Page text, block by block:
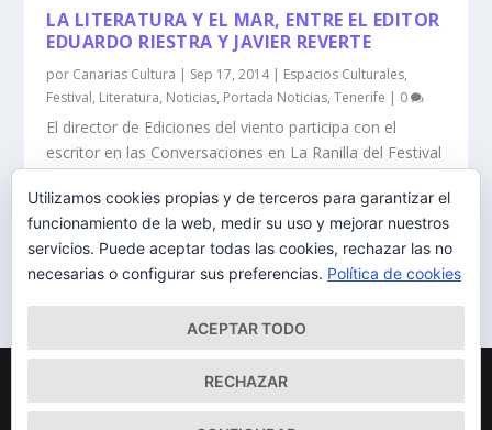
LA LITERATURA Y EL MAR, ENTRE EL EDITOR
EDUARDO RIESTRA Y JAVIER REVERTE
por Canarias Cultura | Sep 17, 2014| Espacios Culturales,
Festival, Literatura, Noticias, Portada Noticias,Tenerife | 0
El director de Ediciones del viento participa con el
escritor en las Conversaciones en La Ranilla del Festival
LEER MÁS
Elegant Themes| Desarrollado por
Mapa del Sitio Aviso Legal
Política de cookies
Utilizamos cookies propias y de terceros para garantizar el
funcionamiento de la web, medir su uso y mejorar nuestros
servicios. Puede aceptar todas las cookies, rechazar las no
necesarias o configurar sus preferencias. Política de cookies
ACEPTAR TODO
RECHAZAR